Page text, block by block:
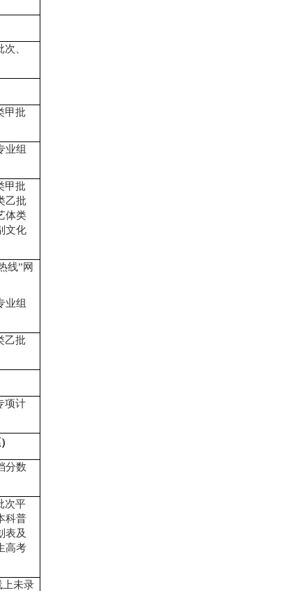
、
甲批
业组
甲批
乙批
体类
文化
线”网
业组
乙批
项计
分数
次平
科普
表及
高考
上未录